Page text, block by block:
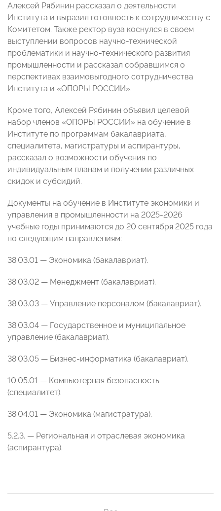
Алексей Рябинин рассказал о деятельности
Института и выразил готовность к сотрудничеству с
Комитетом. Также ректор вуза коснулся в своем
выступлении вопросов научно-технической
проблематики и научно-технического развития
промышленности и рассказал собравшимся о
перспективах взаимовыгодного сотрудничества
Института и «ОПОРЫ РОССИИ».
Кроме того, Алексей Рябинин объявил целевой
набор членов «ОПОРЫ РОССИИ» на обучение в
Институте по программам бакалавриата,
специалитета, магистратуры и аспирантуры,
рассказал о возможности обучения по
индивидуальным планам и получении различных
скидок и субсидий.
Документы на обучение в Институте экономики и
управления в промышленности на 2025-2026
учебные годы принимаются до 20 сентября 2025 года
по следующим направлениям:
38.03.01 — Экономика (бакалавриат).
38.03.02 — Менеджмент (бакалавриат).
38.03.03 — Управление персоналом (бакалавриат).
38.03.04 — Государственное и муниципальное
управление (бакалавриат).
38.03.05 — Бизнес-информатика (бакалавриат).
10.05.01 — Компьютерная безопасность
(специалитет).
38.04.01 — Экономика (магистратура).
5.2.3. — Региональная и отраслевая экономика
(аспирантура).